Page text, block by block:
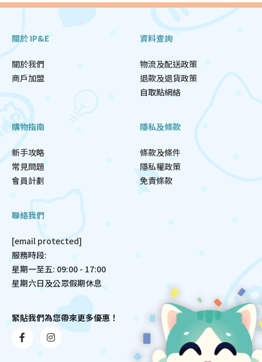
關於 IP&E
關於我們
商戶加盟
資料查詢
物流及配送政策
退款及退貨政策
自取點網絡
購物指南
新手攻略
常見問題
會員計劃
隱私及條款
條款及條件
隱私權政策
免責條款
聯絡我們
[email protected]
服務時段:
星期一至五: 09:00 - 17:00
星期六日及公眾假期休息
緊貼我們為您帶來更多優惠！